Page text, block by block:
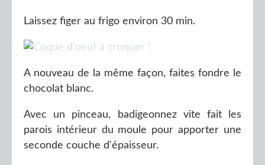
Laissez figer au frigo environ 30 min.
A nouveau de la même façon, faites fondre le
chocolat blanc.
Avec un pinceau, badigeonnez vite fait les
parois intérieur du moule pour apporter une
seconde couche d'épaisseur.